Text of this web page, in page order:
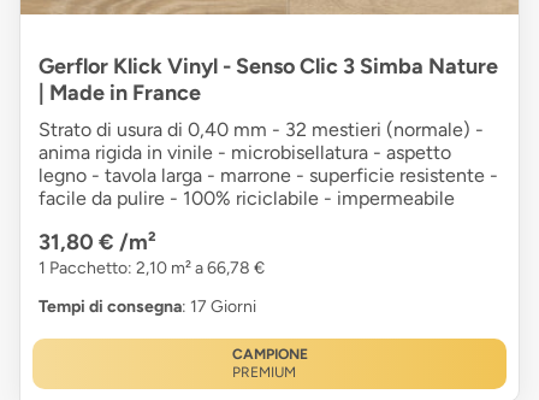
Gerflor Klick Vinyl - Senso Clic 3 Simba Nature
| Made in France
Strato di usura di 0,40 mm - 32 mestieri (normale) -
anima rigida in vinile - microbisellatura - aspetto
legno - tavola larga - marrone - superficie resistente -
facile da pulire - 100% riciclabile - impermeabile
31,80 € /m²
1 Pacchetto: 2,10 m² a 66,78 €
Tempi di consegna: 17 Giorni
CAMPIONE
PREMIUM